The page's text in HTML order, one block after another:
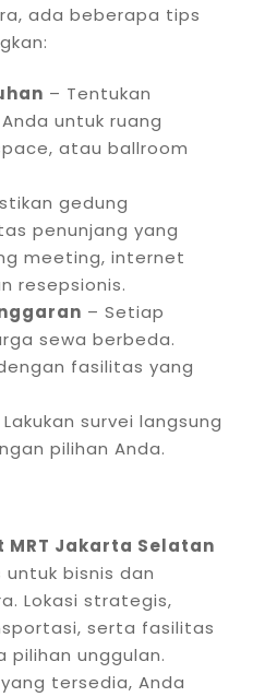
ada beberapa tips
– Tentukan
untuk ruang
atau ballroom
gedung
penunjang yang
meeting, internet
resepsionis.
– Setiap
sewa berbeda.
fasilitas yang
Lakukan survei langsung
pilihan Anda.
MRT Jakarta Selatan
bisnis dan
Lokasi strategis,
serta fasilitas
pilihan unggulan.
tersedia, Anda